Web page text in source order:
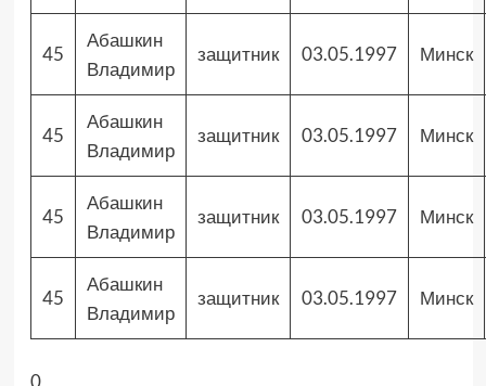
45
Абашкин
Владимир
защитник 03.05.1997 Минск
45
Абашкин
Владимир
защитник 03.05.1997 Минск
45
Абашкин
Владимир
защитник 03.05.1997 Минск
45
Абашкин
Владимир
защитник 03.05.1997 Минск
0